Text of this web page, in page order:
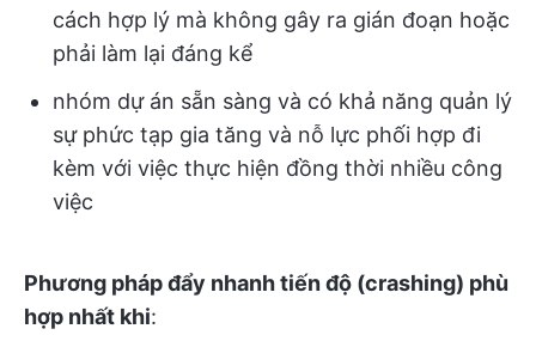
cách hợp lý mà không gây ra gián đoạn hoặc
phải làm lại đáng kể
nhóm dự án sẵn sàng và có khả năng quản lý
sự phức tạp gia tăng và nỗ lực phối hợp đi
kèm với việc thực hiện đồng thời nhiều công
việc
Phương pháp đẩy nhanh tiến độ (crashing) phù
hợp nhất khi: